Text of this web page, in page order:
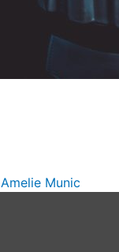
Amelie Munic